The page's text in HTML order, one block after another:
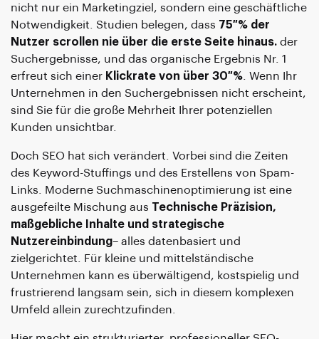
nicht nur ein Marketingziel, sondern eine geschäftliche
Notwendigkeit. Studien belegen, dass 75 % der
Nutzer scrollen nie über die erste Seite hinaus. der
Suchergebnisse, und das organische Ergebnis Nr. 1
erfreut sich einer Klickrate von über 30 % . Wenn Ihr
Unternehmen in den Suchergebnissen nicht erscheint,
sind Sie für die große Mehrheit Ihrer potenziellen
Kunden unsichtbar.
Doch SEO hat sich verändert. Vorbei sind die Zeiten
des Keyword-Stuffings und des Erstellens von Spam-
Links. Moderne Suchmaschinenoptimierung ist eine
ausgefeilte Mischung aus Technische Präzision,
maßgebliche Inhalte und strategische
Nutzereinbindung– alles datenbasiert und
zielgerichtet. Für kleine und mittelständische
Unternehmen kann es überwältigend, kostspielig und
frustrierend langsam sein, sich in diesem komplexen
Umfeld allein zurechtzufinden.